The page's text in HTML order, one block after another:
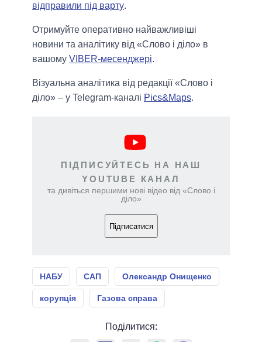
відправили під варту.
Отримуйте оперативно найважливіші
новини та аналітику від «Слово і діло» в
вашому VIBER-месенджері.
Візуальна аналітика від редакції «Слово і
діло» – у Telegram-каналі Pics&Maps.
ПІДПИСУЙТЕСЬ НА НАШ
YOUTUBE КАНАЛ
та дивіться першими нові відео від «Слово і
діло»
Підписатися
НАБУ САП Олександр Онищенко
корупція Газова справа
Поділитися: